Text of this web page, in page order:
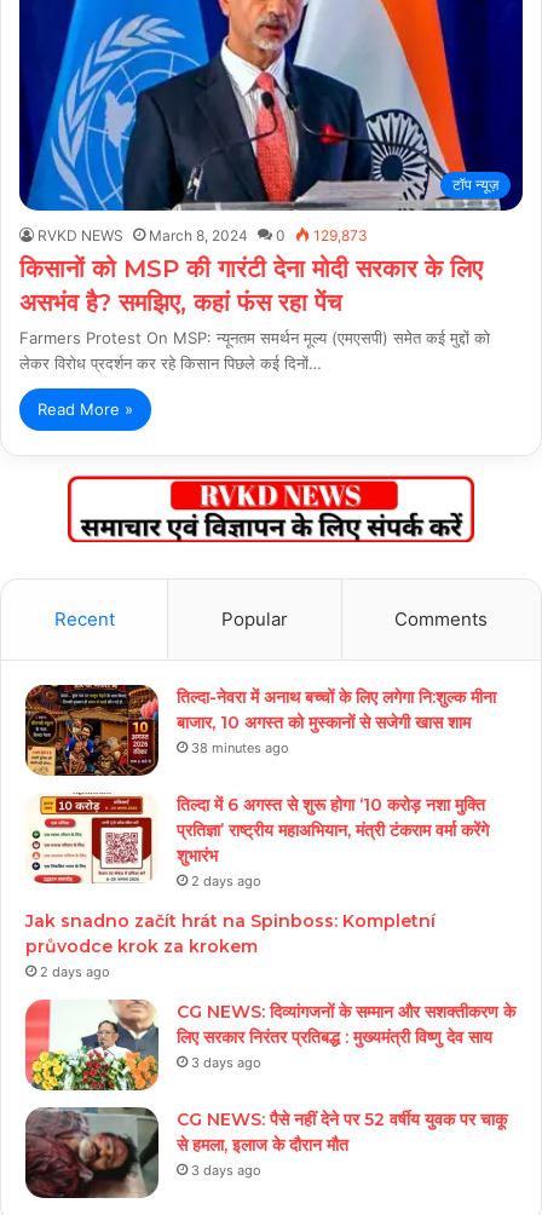
टॉप न्यूज़
RVKD NEWS March 8, 2024 0 129,873
किसानों को MSP की गारंटी देना मोदी सरकार के लिए
असभंव है? समझिए, कहां फंस रहा पेंच
Farmers Protest On MSP: न्यूनतम समर्थन मूल्य (एमएसपी) समेत कई मुद्दों को
लेकर विरोध प्रदर्शन कर रहे किसान पिछले कई दिनों…
Read More »
Recent Popular Comments
तिल्दा-नेवरा में अनाथ बच्चों के लिए लगेगा नि:शुल्क मीना
बाजार, 10 अगस्त को मुस्कानों से सजेगी खास शाम
38 minutes ago
तिल्दा में 6 अगस्त से शुरू होगा ‘10 करोड़ नशा मुक्ति
प्रतिज्ञा’ राष्ट्रीय महाअभियान, मंत्री टंकराम वर्मा करेंगे
शुभारंभ
2 days ago
Jak snadno začít hrát na Spinboss: Kompletní
průvodce krok za krokem
2 days ago
CG NEWS: दिव्यांगजनों के सम्मान और सशक्तीकरण के
लिए सरकार निरंतर प्रतिबद्ध : मुख्यमंत्री विष्णु देव साय
3 days ago
CG NEWS: पैसे नहीं देने पर 52 वर्षीय युवक पर चाकू
से हमला, इलाज के दौरान मौत
3 days ago